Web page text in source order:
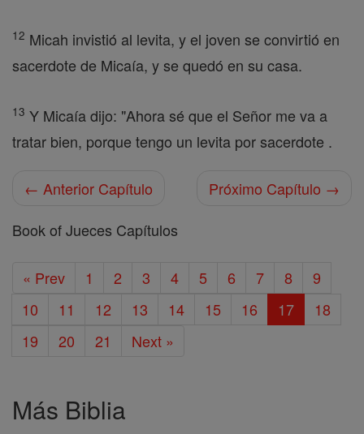
12 Micah invistió al levita, y el joven se convirtió en
sacerdote de Micaía, y se quedó en su casa.
13 Y Micaía dijo: "Ahora sé que el Señor me va a
tratar bien, porque tengo un levita por sacerdote .
← Anterior Capítulo
Próximo Capítulo →
Book of Jueces Capítulos
« Prev 1 2 3 4 5 6 7 8
9
10
11 12 13 14 15 16 17
18
19
20 21 Next »
Más Biblia